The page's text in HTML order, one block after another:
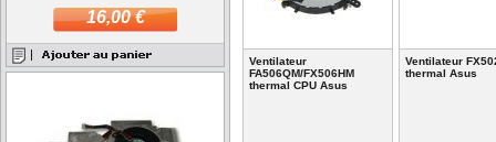
16,00 €
Ventilateur
FA506QM/FX506HM
thermal CPU Asus
Ventilateur
thermal Asus